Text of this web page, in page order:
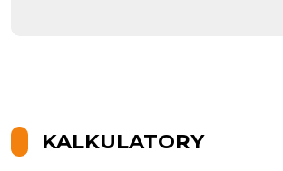
KALKULATORY